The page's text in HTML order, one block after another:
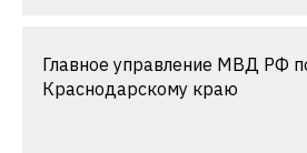
Главное управление МВД РФ
Краснодарскому краю